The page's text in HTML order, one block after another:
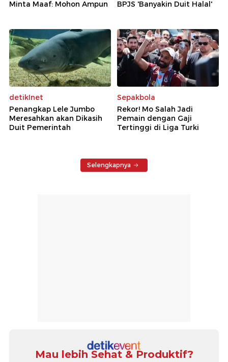
Minta Maaf: Mohon Ampun BPJS 'Banyakin Duit Halal'
detikInet
Penangkap Lele Jumbo
Meresahkan akan Dikasih
Duit Pemerintah
Sepakbola
Rekor! Mo Salah Jadi
Pemain dengan Gaji
Tertinggi di Liga Turki
Selengkapnya
Mau lebih Sehat & Produktif?